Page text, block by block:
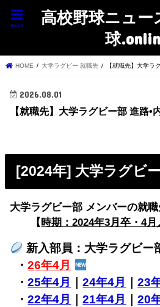
高校野球ニュー
球
menu
HOME 大学ラグビー 就職先 【就職先】大学ラ
2026.08.01
【就職先】大学ラグビー部 進路•
[2024年] 大学ラグビ
大学ラグビー部 メンバーの就
【時期：2024年3月卒・4
新入部員：大学ラグビー
・26年4月
・25年4月 ｜24年4月 ｜23
・22年4月 ｜21年4月 ｜20